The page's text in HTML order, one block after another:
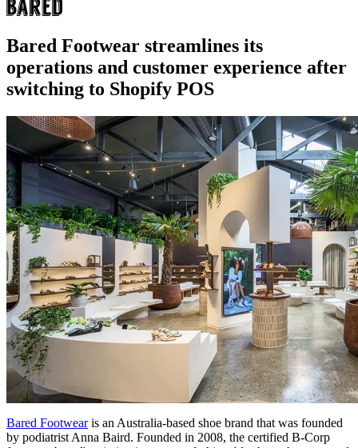
Bared Footwear streamlines its
operations and customer experience after
switching to Shopify POS
Bared Footwearis an Australia-based shoe brand that was founded
by podiatrist Anna Baird. Founded in 2008, the certified B-Corp